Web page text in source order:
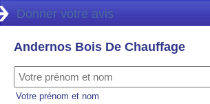
Donner votre avis
Andernos Bois De Chauffage
Votre prénom et nom